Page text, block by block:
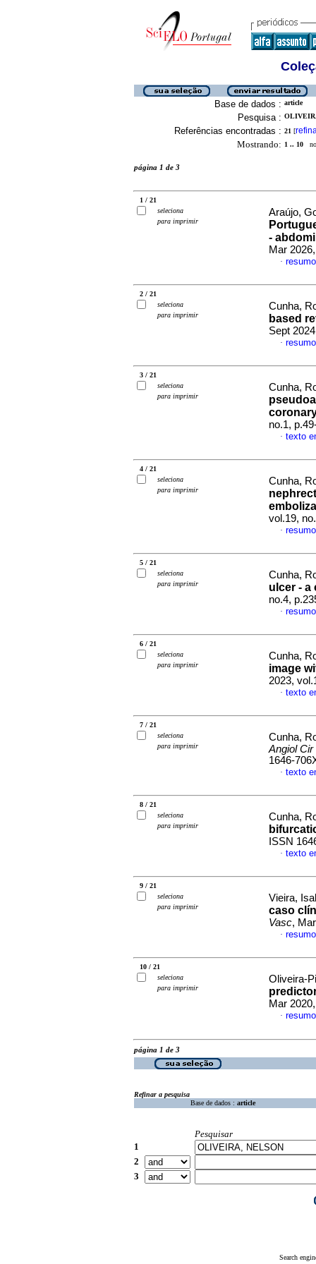
Base de dados : article
Pesquisa :
Referências encontradas : 21 [
Mostrando: 1 .. 10
página 1 de 3
1 / 21
seleciona
para imprimir
Araújo,
-
Mar
·
2 / 21
seleciona
para imprimir
Cunha,
based
Sept
·
3 / 21
seleciona
para imprimir
Cunha,
no.1,
· texto
4 / 21
seleciona
para imprimir
Cunha,
vol.19,
·
5 / 21
seleciona
para imprimir
Cunha,
ulcer - a
no.4,
·
6 / 21
seleciona
para imprimir
Cunha,
image
2023,
· texto
7 / 21
seleciona
para imprimir
Cunha,
Angiol Cir
1646-
· texto
8 / 21
seleciona
para imprimir
Cunha,
ISSN
· texto
9 / 21
seleciona
para imprimir
Vieira,
caso
Vasc,
·
10 / 21
seleciona
para imprimir
Oliveira-
Mar
·
página 1 de 3
Refinar a pesquisa
Base de dados : article
Pesquisar
1
2
3
Search